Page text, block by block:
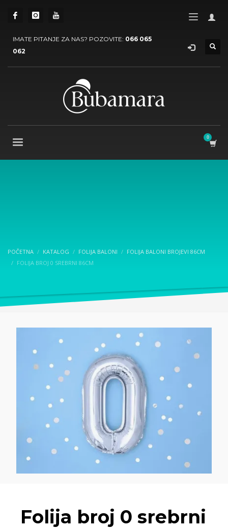
IMATE PITANJE ZA NAS? POZOVITE: 066 065
062
POČETNA KATALOG FOLIJA BALONI
FOLIJA BALONI BROJEVI 86CM
FOLIJA BROJ 0 SREBRNI 86CM
Folija broj 0 srebrni